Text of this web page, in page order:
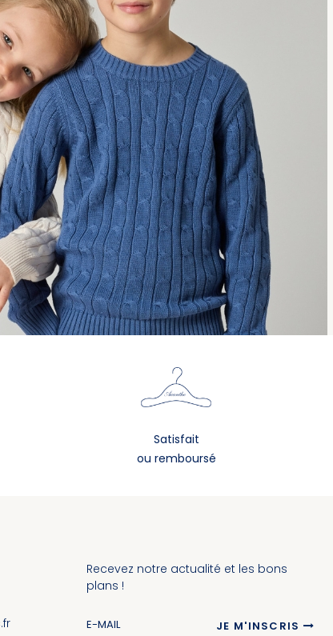
Satisfait
ou remboursé
Recevez notre actualité et les bons
plans !
JE M'INSCRIS